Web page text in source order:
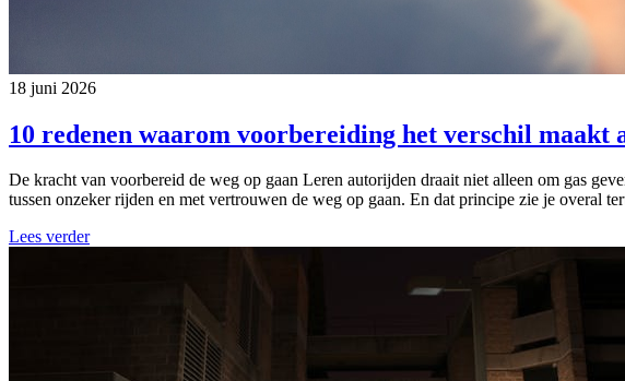
18 juni 2026
10 redenen waarom voorbereiding het verschil maakt
De kracht van voorbereid de weg op gaan Leren autorijden draait niet alleen om gas
tussen onzeker rijden en met vertrouwen de weg op gaan. En dat principe zie je overal
Lees verder